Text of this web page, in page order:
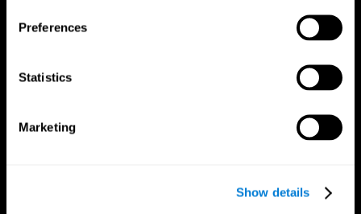
Preferences
Statistics
Marketing
Show details
Neuroni
Validacija digitalne terapije
Zdrave Starije Osobe
Kognitivno stanje kod odraslih